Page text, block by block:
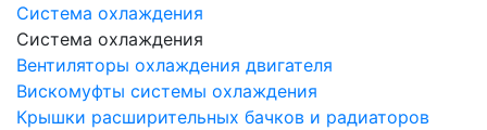
Система охлаждения
Система охлаждения
Вентиляторы охлаждения двигателя
Вискомуфты системы охлаждения
Крышки расширительных бачков и радиаторов